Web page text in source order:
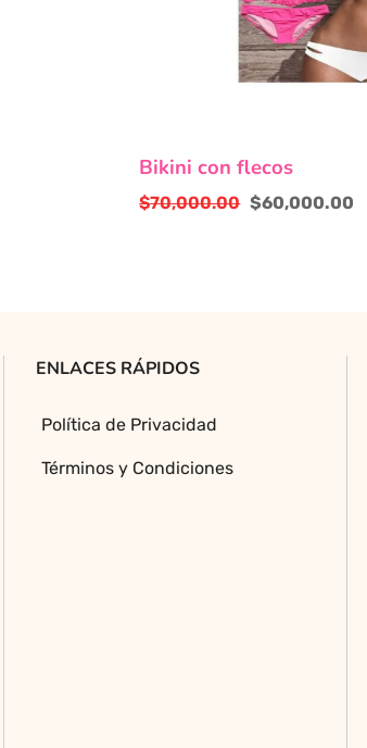
producto
tiene
elegir
la
de
Bikini con flecos
$70,000.00 $60,000.00
ENLACES RÁPIDOS
Política de Privacidad
Términos y Condiciones